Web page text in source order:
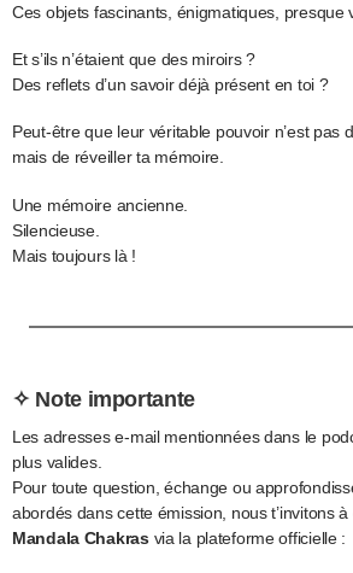
Ces objets fascinants, énigmatiques, presque
Et s’ils n’étaient que des miroirs ?
Des reflets d’un savoir déjà présent en toi ?
Peut-être que leur véritable pouvoir n’est
mais de réveiller ta mémoire.
Une mémoire ancienne.
Silencieuse.
Mais toujours là !
✧ Note importante
Les adresses e-mail mentionnées dans le
plus valides.
Pour toute question, échange ou
abordés dans cette émission, nous t’invitons
Mandala Chakrasvia la plateforme officielle :